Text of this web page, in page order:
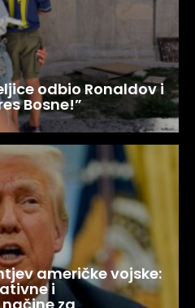
odbio Ronaldov i
Bosne!”
američke vojske:
i